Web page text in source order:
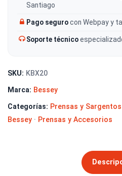
Santiago
Pago segurocon Webpay y
Soporte técnico
SKU: KBX20
Marca: Bessey
Categorías: Prensas y Sargentos
Bessey · Prensas y Accesorios